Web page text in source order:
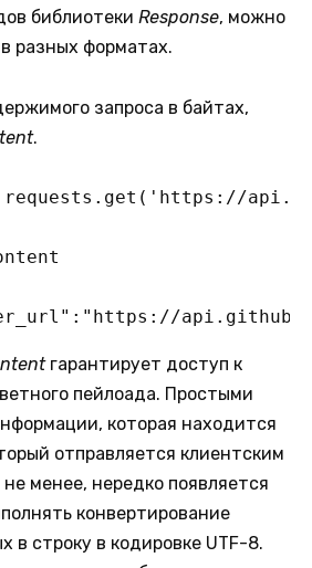
библиотеки Response, можно
разных форматах.
запроса в байтах,
.
requests.get('https://
гарантирует доступ к
пейлоада. Простыми
которая находится
отправляется клиентским
менее, нередко появляется
конвертирование
в строку в кодировке UTF-8.